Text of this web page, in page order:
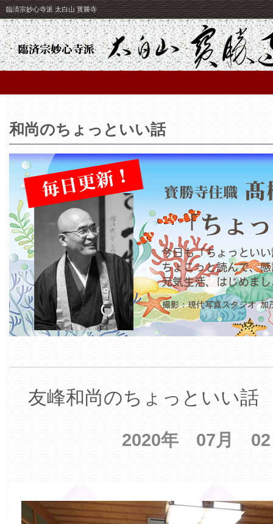
臨済宗妙心寺派 太白山 寳勝寺
和尚のちょっといい話
友峰和尚のちょっといい話
2020年 07月